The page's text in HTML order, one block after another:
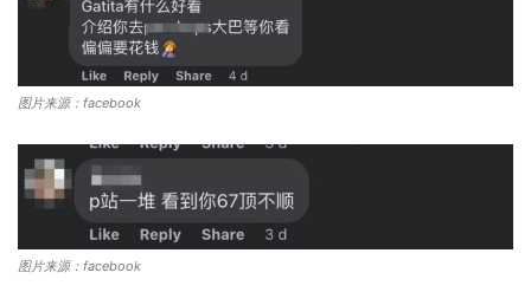
图片来源：facebook
图片来源：facebook